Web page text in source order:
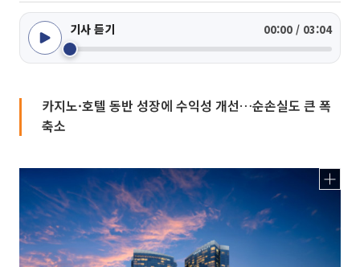
기사 듣기 00:00 / 03:04
카지노·호텔 동반 성장에 수익성 개선…순손실도 큰 폭
축소